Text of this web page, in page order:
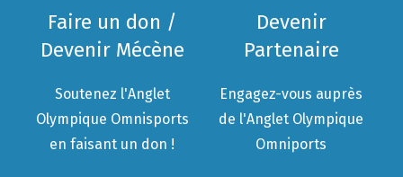
Faire un don /
Devenir Mécène
Soutenez l'Anglet
Olympique Omnisports
en faisant un don !
Devenir
Partenaire
Engagez-vous auprès
de l'Anglet Olympique
Omniports